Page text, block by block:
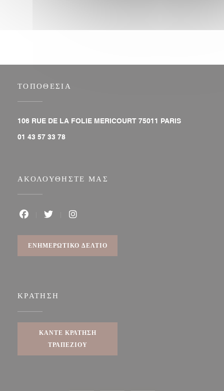
ΤΟΠΟΘΕΣΊΑ
106 RUE DE LA FOLIE MERICOURT 75011 PARIS((ανοίγει σε
01 43 57 33 78
ΑΚΟΛΟΥΘΉΣΤΕ ΜΑΣ
ΕΝΗΜΕΡΩΤΙΚΌ ΔΕΛΤΊΟ
ΚΡΆΤΗΣΗ
ΚΆΝΤΕ ΚΡΆΤΗΣΗ
ΤΡΑΠΕΖΙΟΎ